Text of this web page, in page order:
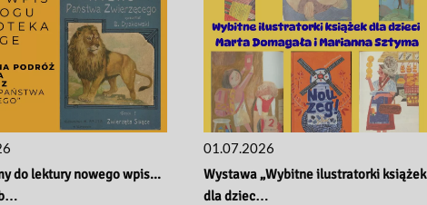
do lektury nowego wpisu n
01.07.2026
Wystawa „Wybitne ilustratorki książek
dla dziec…